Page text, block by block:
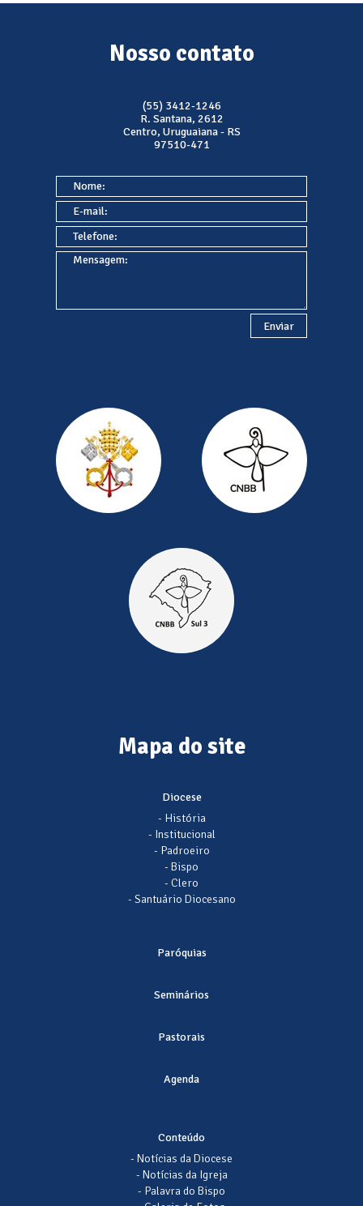
Nosso contato
(55) 3412-1246
R. Santana, 2612
Centro, Uruguaiana - RS
97510-471
Mapa do site
Diocese
- História
- Institucional
- Padroeiro
- Bispo
- Clero
- Santuário Diocesano
Paróquias
Seminários
Pastorais
Agenda
Conteúdo
- Notícias da Diocese
- Notícias da Igreja
- Palavra do Bispo